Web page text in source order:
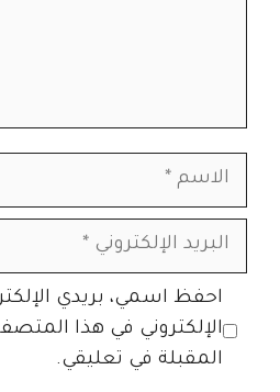
الاسم
البريد
الموقع
الإلكتروني
احفظ اسمي، بريدي
الإلكتروني في هذا
المقبلة في تعليقي.